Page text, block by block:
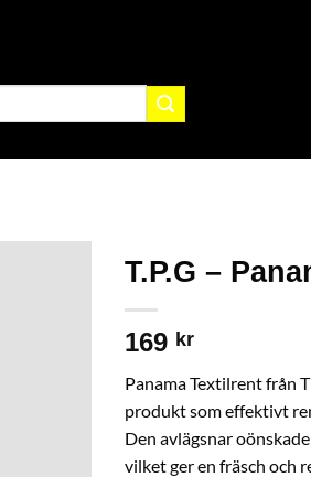
T.P.G –
169 kr
Panama Textilrent från
produkt som effektivt
Den avlägsnar
vilket ger en fräsch och